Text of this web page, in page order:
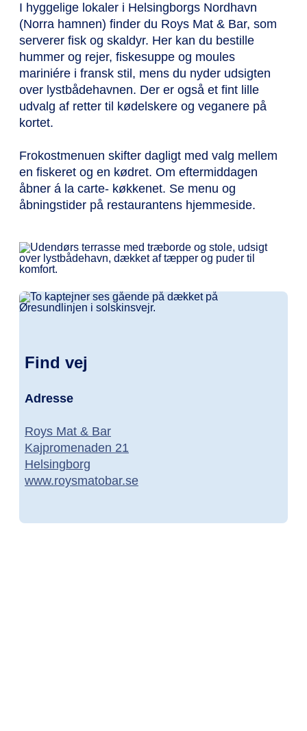
I hyggelige lokaler i Helsingborgs Nordhavn
(Norra hamnen) finder du Roys Mat & Bar, som
serverer fisk og skaldyr. Her kan du bestille
hummer og rejer, fiskesuppe og moules
mariniére i fransk stil, mens du nyder udsigten
over lystbådehavnen. Der er også et fint lille
udvalg af retter til kødelskere og veganere på
kortet.
Frokostmenuen skifter dagligt med valg mellem
en fiskeret og en kødret. Om eftermiddagen
åbner á la carte- køkkenet. Se menu og
åbningstider på restaurantens hjemmeside.
Find vej
Adresse
Roys Mat & Bar
Kajpromenaden 21
Helsingborg
www.roysmatobar.se